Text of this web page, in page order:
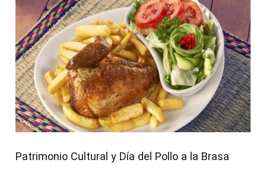
Patrimonio Cultural y Día del Pollo a la Brasa